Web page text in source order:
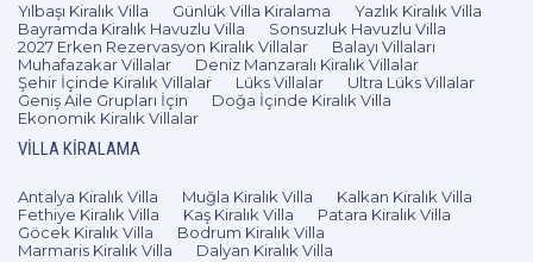
Yılbaşı Kiralık Villa Günlük Villa Kiralama
Yazlık Kiralık Villa
Bayramda Kiralık Havuzlu Villa
Sonsuzluk Havuzlu Villa
2027 Erken Rezervasyon Kiralık Villalar
Balayı Villaları
Muhafazakar Villalar
Deniz Manzaralı Kiralık Villalar
Şehir İçinde Kiralık Villalar
Lüks Villalar
Ultra Lüks Villalar
Geniş Aile Grupları İçin
Doğa İçinde Kiralık Villa
Ekonomik Kiralık Villalar
VILLA KIRALAMA
Antalya Kiralık Villa Muğla Kiralık Villa
Kalkan Kiralık Villa
Fethiye Kiralık Villa
Kaş Kiralık Villa
Patara Kiralık Villa
Göcek Kiralık Villa
Bodrum Kiralık Villa
Marmaris Kiralık Villa
Dalyan Kiralık Villa